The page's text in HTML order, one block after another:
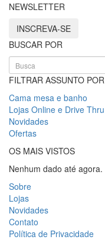
NEWSLETTER
INSCREVA-SE
BUSCAR POR
FILTRAR ASSUNTO POR
Cama mesa e banho
Lojas Online e Drive Thru
Novidades
Ofertas
OS MAIS VISTOS
Nenhum dado até agora.
Sobre
Lojas
Novidades
Contato
Política de Privacidade